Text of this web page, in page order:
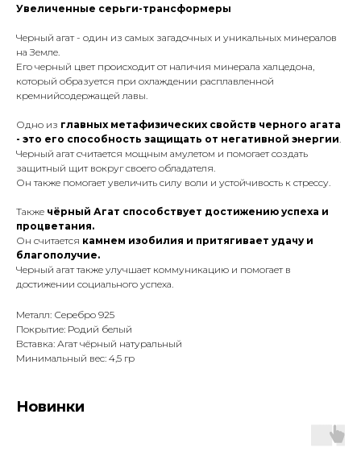
Увеличенные серьги-трансформеры
Черный агат - один из самых загадочных и уникальных минералов
на Земле.
Его черный цвет происходит от наличия минерала халцедона,
который образуется при охлаждении расплавленной
кремнийсодержащей лавы.
Одно из главных метафизических свойств черного агата
- это его способность защищать от негативной энергии.
Черный агат считается мощным амулетом и помогает создать
защитный щит вокруг своего обладателя.
Он также помогает увеличить силу воли и устойчивость к стрессу.
Также чёрный Агат способствует достижению успеха и
процветания.
Он считается камнем изобилия и притягивает удачу и
благополучие.
Черный агат также улучшает коммуникацию и помогает в
достижении социального успеха.
Металл: Серебро 925
Покрытие: Родий белый
Вставка: Агат чёрный натуральный
Минимальный вес: 4,5 гр
Новинки